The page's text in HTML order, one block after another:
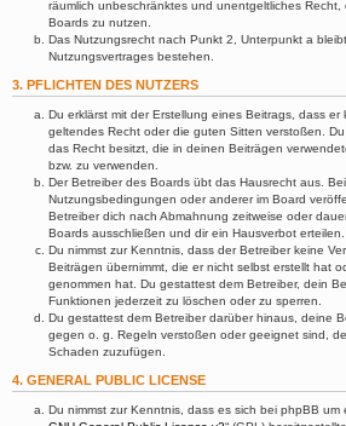
räumlich unbeschränktes und unentgeltliches
Boards zu nutzen.
Das Nutzungsrecht nach Punkt 2, Unterpunkt a
Nutzungsvertrages bestehen.
3. PFLICHTEN DES NUTZERS
Du erklärst mit der Erstellung eines Beitrags, dass
geltendes Recht oder die guten Sitten verstoßen.
das Recht besitzt, die in deinen Beiträgen
bzw. zu verwenden.
Der Betreiber des Boards übt das Hausrecht aus.
Nutzungsbedingungen oder anderer im Board
Betreiber dich nach Abmahnung zeitweise oder
Boards ausschließen und dir ein Hausverbot erteilen.
Du nimmst zur Kenntnis, dass der Betreiber keine
Beiträgen übernimmt, die er nicht selbst erstellt hat
genommen hat. Du gestattest dem Betreiber, dein
Funktionen jederzeit zu löschen oder zu sperren.
Du gestattest dem Betreiber darüber hinaus, deine
gegen o. g. Regeln verstoßen oder geeignet sind,
Schaden zuzufügen.
4. GENERAL PUBLIC LICENSE
Du nimmst zur Kenntnis, dass es sich bei phpBB um